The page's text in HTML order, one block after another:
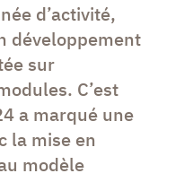
d’activité,
développement
sur
C’est
a marqué une
la mise en
modèle